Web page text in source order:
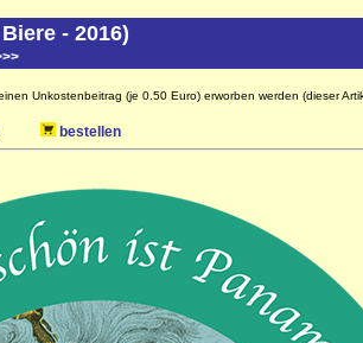
- 2016)
Unkostenbeitrag (je 0.50 Euro) erworben werden (dieser
bestellen